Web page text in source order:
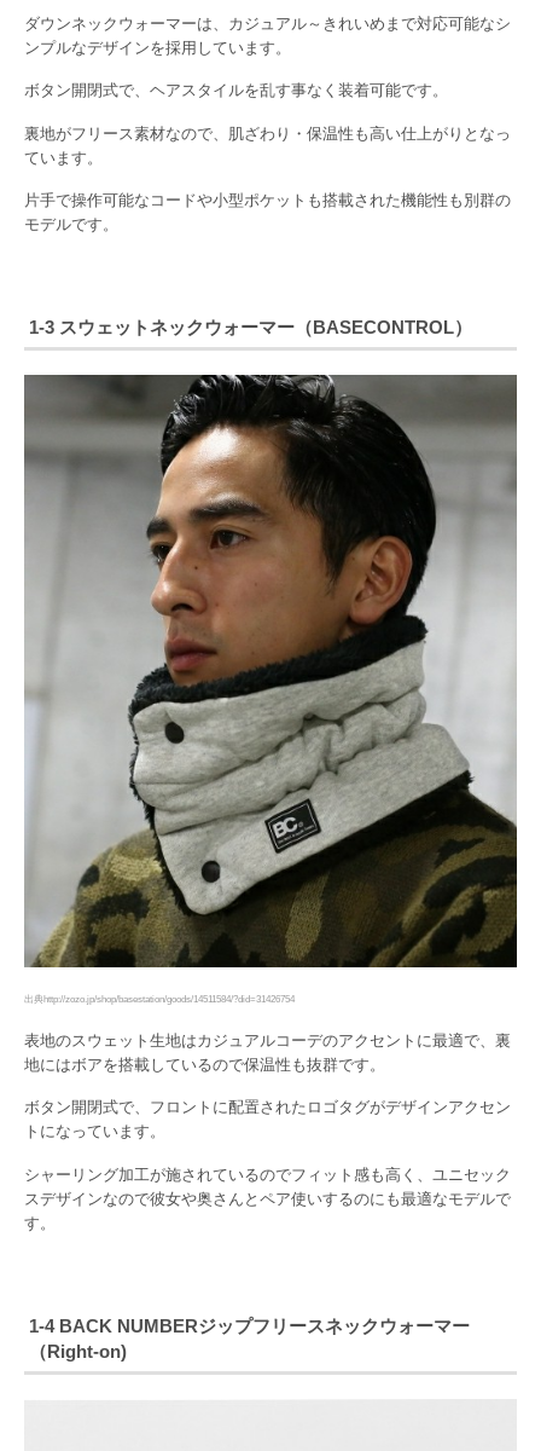
ダウンネックウォーマーは、カジュアル～きれいめまで対応可能なシ
ンプルなデザインを採用しています。
ボタン開閉式で、ヘアスタイルを乱す事なく装着可能です。
裏地がフリース素材なので、肌ざわり・保温性も高い仕上がりとなっ
ています。
片手で操作可能なコードや小型ポケットも搭載された機能性も別群の
モデルです。
1-3 スウェットネックウォーマー（BASECONTROL）
出典http://zozo.jp/shop/basestation/goods/14511584/?did=31426754
表地のスウェット生地はカジュアルコーデのアクセントに最適で、裏
地にはボアを搭載しているので保温性も抜群です。
ボタン開閉式で、フロントに配置されたロゴタグがデザインアクセン
トになっています。
シャーリング加工が施されているのでフィット感も高く、ユニセック
スデザインなので彼女や奥さんとペア使いするのにも最適なモデルで
す。
1-4 BACK NUMBERジップフリースネックウォーマー
（Right-on)